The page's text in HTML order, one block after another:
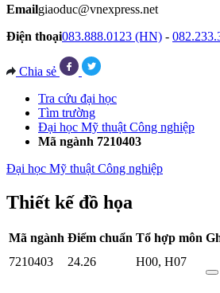
Emailgiaoduc@vnexpress.net
Điện thoại083.888.0123 (HN) -
Chia sẻ
Tra cứu đại học
Tìm trường
Đại học Mỹ thuật Công nghiệp
Mã ngành 7210403
Đại học Mỹ thuật Công nghiệp
Thiết kế đồ họa
Mã ngành Điểm chuẩn Tổ hợp môn
7210403
24.26 H00, H07